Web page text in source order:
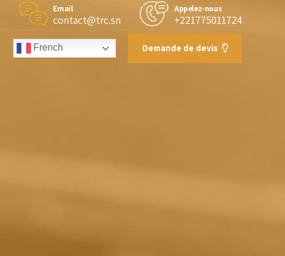
Email
contact@trc.sn
Appelez-nous
+221775011724
French Demande de devis